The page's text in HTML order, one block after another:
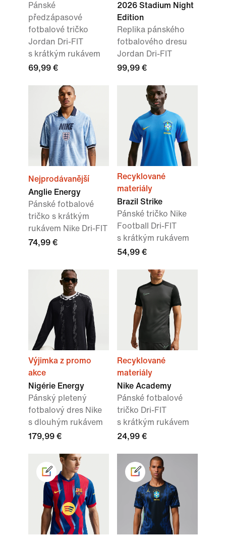
Pánské
předzápasové
fotbalové tričko
Jordan Dri-FIT
s krátkým rukávem
69,99 €
2026 Stadium Night
Edition
Replika pánského
fotbalového dresu
Jordan Dri-FIT
99,99 €
Nejprodávanější
Anglie Energy
Pánské fotbalové
tričko s krátkým
rukávem Nike Dri-FIT
74,99 €
Recyklované
materiály
Brazil Strike
Pánské tričko Nike
Football Dri-FIT
s krátkým rukávem
54,99 €
Výjimka z promo
akce
Nigérie Energy
Pánský pletený
fotbalový dres Nike
s dlouhým rukávem
179,99 €
Recyklované
materiály
Nike Academy
Pánské fotbalové
tričko Dri-FIT
s krátkým rukávem
24,99 €